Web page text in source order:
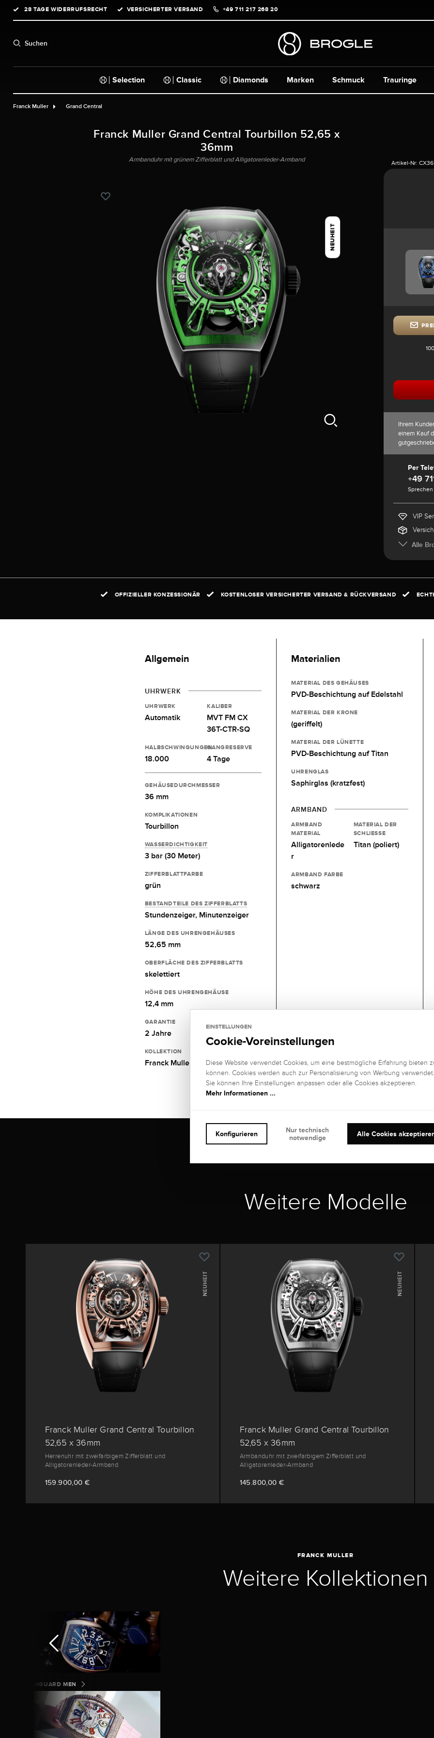
Zur Hauptnavigation springen
28 TAGE WIDERRUFSRECHT VERSICHERTER VERSAND +49 711 217 268 20
Suchen
Selection Classic Diamonds Marken Schmuck Trauringe
Franck Muller Grand Central
Franck Muller Grand Central Tourbillon 52,65 x
36mm
Armbanduhr mit grünem Zifferblatt und Alligatorenleder-Armband
NEUHEIT
Artikel-Nr:
Ihrem
einem Kauf
Per
+49
VIP
Alle
OFFIZIELLER KONZESSIONÄR KOSTENLOSER VERSICHERTER VERSAND & RÜCKVERSAND
Allgemein
UHRWERK
UHRWERK
Automatik
KALIBER
MVT FM CX
36T-CTR-SQ
HALBSCHWINGUNGEN
18.000
GANGRESERVE
4 Tage
GEHÄUSEDURCHMESSER
36 mm
KOMPLIKATIONEN
Tourbillon
WASSERDICHTIGKEIT
3 bar (30 Meter)
ZIFFERBLATTFARBE
grün
BESTANDTEILE DES ZIFFERBLATTS
Stundenzeiger, Minutenzeiger
LÄNGE DES UHRENGEHÄUSES
52,65 mm
OBERFLÄCHE DES ZIFFERBLATTS
skelettiert
HÖHE DES UHRENGEHÄUSE
12,4 mm
GARANTIE
2 Jahre
KOLLEKTION
Franck Muller Grand Central
Materialien
MATERIAL DES GEHÄUSES
PVD-Beschichtung auf Edelstahl
MATERIAL DER KRONE
(geriffelt)
MATERIAL DER LÜNETTE
PVD-Beschichtung auf Titan
UHRENGLAS
Saphirglas (kratzfest)
ARMBAND
ARMBAND
MATERIAL
Alligatorenlede
r
MATERIAL DER
SCHLIESSE
Titan (poliert)
ARMBAND FARBE
schwarz
Weitere Modelle
NEUHEIT
Franck Muller Grand Central Tourbillon
52,65 x 36mm
Herrenuhr mit zweifarbigem Zifferblatt und
Alligatorenleder-Armband
159.900,00 €
NEUHEIT
Franck Muller Grand Central Tourbillon
52,65 x 36mm
Armbanduhr mit zweifarbigem Zifferblatt und
Alligatorenleder-Armband
145.800,00 €
FRANCK MULLER
Weitere Kollektionen
VANGUARD MEN
EINSTELLUNGEN
Cookie-Voreinstellungen
Diese Website verwendet Cookies, um eine bestmögliche Erfahrung bieten
können. Cookies werden auch zur Personalisierung von Werbung verwendet.
Sie können Ihre Einstellungen anpassen oder alle Cookies akzeptieren.
Mehr Informationen ...
Alle Cookies
Konfigurieren
Nur technisch
notwendige